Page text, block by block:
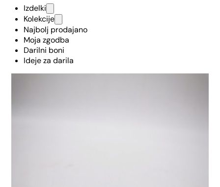
Izdelki
Kolekcije
Najbolj prodajano
Moja zgodba
Darilni boni
Ideje za darila